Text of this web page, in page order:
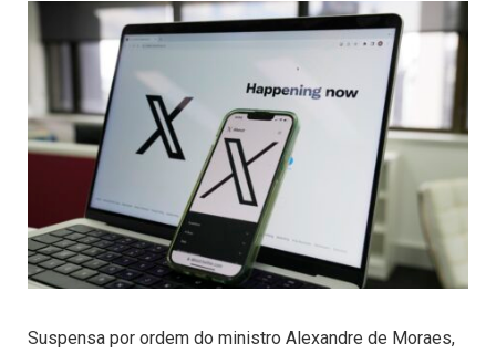
Suspensa por ordem do ministro Alexandre de Moraes,